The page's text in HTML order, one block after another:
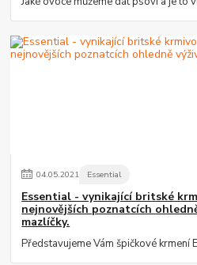
04.05.2021 Essential
Essential - vynikající britské
nejnovějších poznatcích
mazlíčky.
Představujeme Vám špičkové krmení